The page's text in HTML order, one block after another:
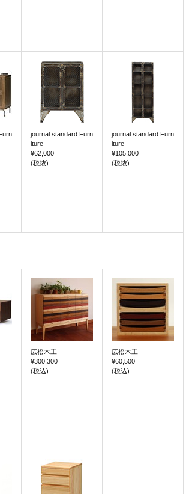
journal standard Furn
iture
¥62,000
(税抜)
journal standard Furn
iture
¥105,000
(税抜)
広松木工
¥300,300
(税込)
広松木工
¥60,500
(税込)